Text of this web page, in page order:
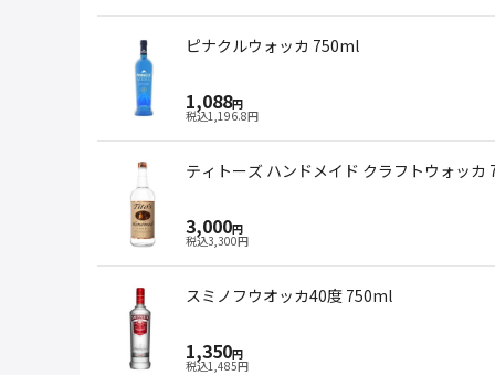
ピナクルウォッカ 750ml
1,088円
税込1,196.8円
ティトーズ ハンドメイド クラフトウォッカ
3,000円
税込3,300円
スミノフウオッカ40度 750ml
1,350円
税込1,485円